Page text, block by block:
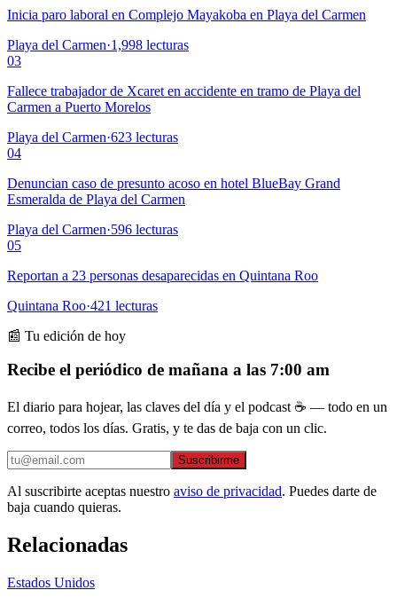
Inicia paro laboral en Complejo Mayakoba en Playa del Carmen
Playa del Carmen·1,998 lecturas
03
Fallece trabajador de Xcaret en accidente en tramo de Playa del
Carmen a Puerto Morelos
Playa del Carmen·623 lecturas
04
Denuncian caso de presunto acoso en hotel BlueBay Grand
Esmeralda de Playa del Carmen
Playa del Carmen·596 lecturas
05
Reportan a 23 personas desaparecidas en Quintana Roo
Quintana Roo·421 lecturas
📰 Tu edición de hoy
Recibe el periódico de mañana a las 7:00 am
El diario para hojear, las claves del día y el podcast ☕ — todo en un
correo, todos los días. Gratis, y te das de baja con un clic.
Suscribirme
Al suscribirte aceptas nuestro aviso de privacidad. Puedes darte de
baja cuando quieras.
Relacionadas
Estados Unidos